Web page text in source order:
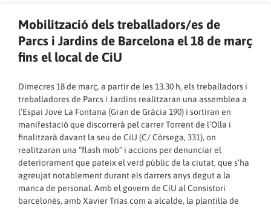
Mobilització dels treballadors/es de
Parcs i Jardins de Barcelona el 18 de març
fins el local de CiU
Dimecres 18 de març, a partir de les 13.30 h, els treballadors i
treballadores de Parcs i Jardins realitzaran una assemblea a
l’Espai Jove La Fontana (Gran de Gràcia 190) i sortiran en
manifestació que discorrerà pel carrer Torrent de l’Olla i
finalitzarà davant la seu de CiU (C/ Còrsega, 331), on
realitzaran una “flash mob” i accions per denunciar el
deteriorament que pateix el verd públic de la ciutat, que s’ha
agreujat notablement durant els darrers anys degut a la
manca de personal. Amb el govern de CiU al Consistori
barcelonès, amb Xavier Trias com a alcalde, la plantilla de